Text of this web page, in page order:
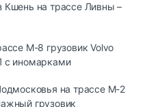
Кшень на трассе Ливны –
М-8 грузовик Volvo
с иномарками
на трассе М-2
грузовик